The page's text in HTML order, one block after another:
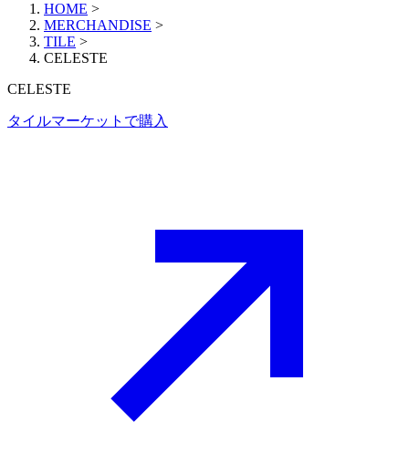
HOME >
MERCHANDISE >
TILE >
CELESTE
CELESTE
タイルマーケットで購入